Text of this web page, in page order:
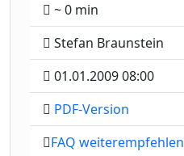
~ 0 min
Stefan Braunstein
01.01.2009 08:00
PDF-Version
FAQ weiterempfehlen